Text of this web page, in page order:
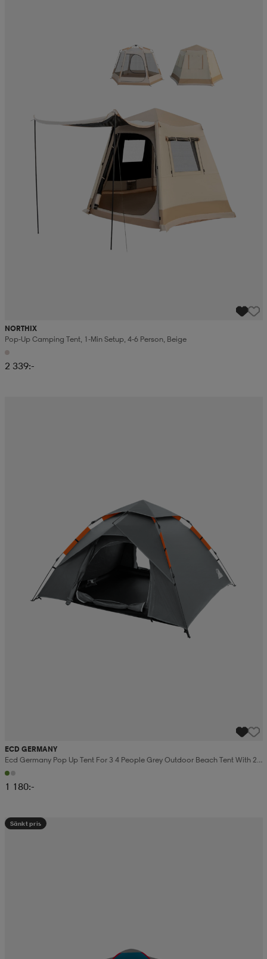
NORTHIX
Pop-Up Camping Tent, 1-Min Setup, 4-6 Person, Beige
2 339:-
ECD GERMANY
Ecd Germany Pop Up Tent For 3 4 People Grey Outdoor Beach Tent With 2
Doors Weatherproof Camping
1 180:-
Sänkt pris